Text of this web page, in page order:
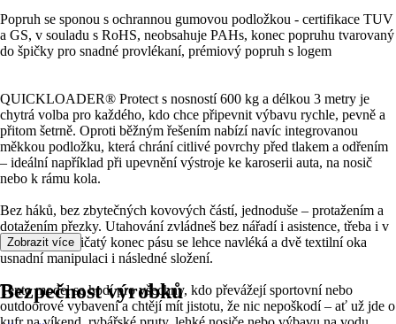
Popruh se sponou s ochrannou gumovou podložkou - certifikace TUV
a GS, v souladu s RoHS, neobsahuje PAHs, konec popruhu tvarovaný
do špičky pro snadné provlékaní, prémiový popruh s logem
QUICKLOADER® Protect s nosností 600 kg a délkou 3 metry je
chytrá volba pro každého, kdo chce připevnit výbavu rychle, pevně a
přitom šetrně. Oproti běžným řešením nabízí navíc integrovanou
měkkou podložku, která chrání citlivé povrchy před tlakem a odřením
– ideální například při upevnění výstroje ke karoserii auta, na nosič
nebo k rámu kola.
Bez háků, bez zbytečných kovových částí, jednoduše – protažením a
dotažením přezky. Utahování zvládneš bez nářadí i asistence, třeba i v
rukavicích. Špičatý konec pásu se lehce navléká a dvě textilní oka
usnadní manipulaci i následné složení.
Tento model se hodí pro všechny, kdo převážejí sportovní nebo
outdoorové vybavení a chtějí mít jistotu, že nic nepoškodí – ať už jde o
Zobrazit více
Bezpečnost výrobků